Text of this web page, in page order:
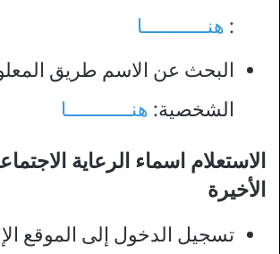
: هنــــــــــــا
البحث عن الاسم طريق
الشخصية: هنــــــــــــا
الاستعلام اسماء الرعاية
الأخيرة
تسجيل الدخول إلى الموقع